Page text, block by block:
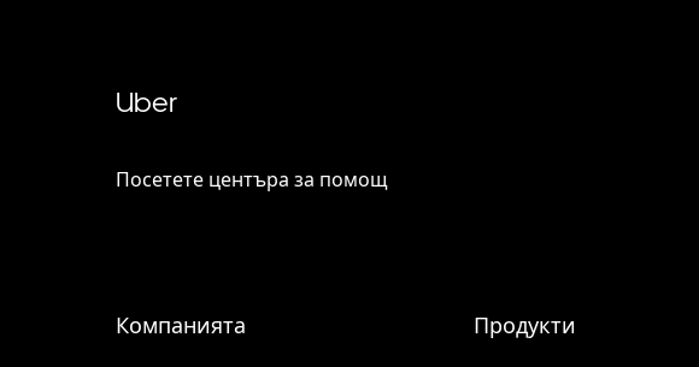
Uber
Посетете центъра за помощ
Компанията Продукти